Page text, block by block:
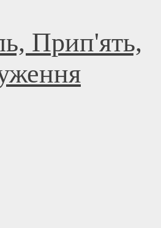
Прип'ять,